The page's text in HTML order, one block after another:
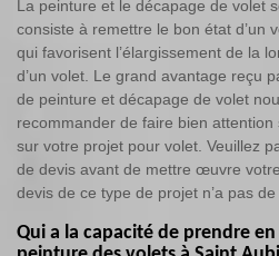
La peinture et le décapage de volet
consiste à remettre le bon état d’un
qui favorisent l’élargissement de la
d’un volet. Le grand avantage reçu
de peinture et décapage de volet
recommander de faire bien attention
sur votre projet pour volet. Veuillez
de devis avant de mettre œuvre
devis de ce type de projet n’a pas de
Qui a la capacité de prendre